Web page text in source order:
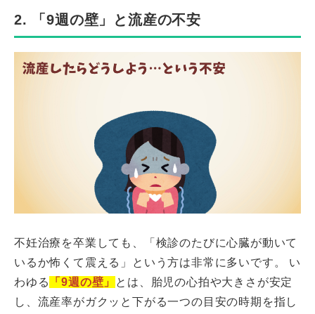
2. 「9週の壁」と流産の不安
不妊治療を卒業しても、「検診のたびに心臓が動いて
いるか怖くて震える」という方は非常に多いです。 い
わゆる
「9週の壁」
とは、胎児の心拍や大きさが安定
し、流産率がガクッと下がる一つの目安の時期を指し